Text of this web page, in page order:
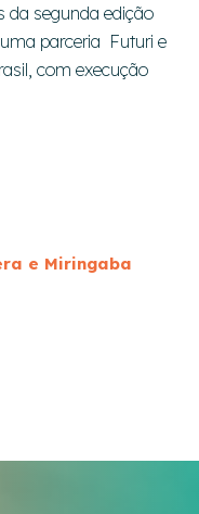
da segunda edição
parceria Futuri e
com execução
e Miringaba